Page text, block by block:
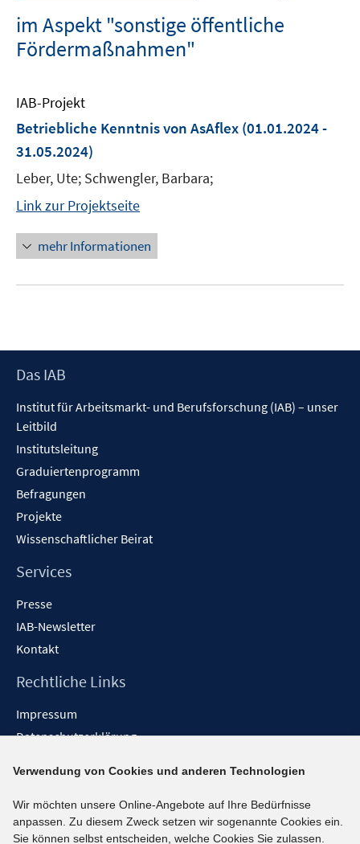
im Aspekt "sonstige öffentliche
Fördermaßnahmen"
IAB-Projekt
Betriebliche Kenntnis von AsAflex (01.01.2024 -
31.05.2024)
Leber, Ute; Schwengler, Barbara;
Link zur Projektseite
mehr Informationen
Footer
Das IAB
Institut für Arbeitsmarkt- und Berufsforschung (IAB) – unser
Leitbild
Institutsleitung
Graduiertenprogramm
Befragungen
Projekte
Wissenschaftlicher Beirat
Services
Presse
IAB-Newsletter
Kontakt
Rechtliche Links
Impressum
Datenschutzerklärung
Barrieren melden
Social-Media-Kanäle
Verwendung von Cookies und anderen Technologien
Wir möchten unsere Online-Angebote auf Ihre Bedürfnisse
anpassen. Zu diesem Zweck setzen wir sogenannte Cookies ein.
Sie können selbst entscheiden, welche Cookies Sie zulassen.